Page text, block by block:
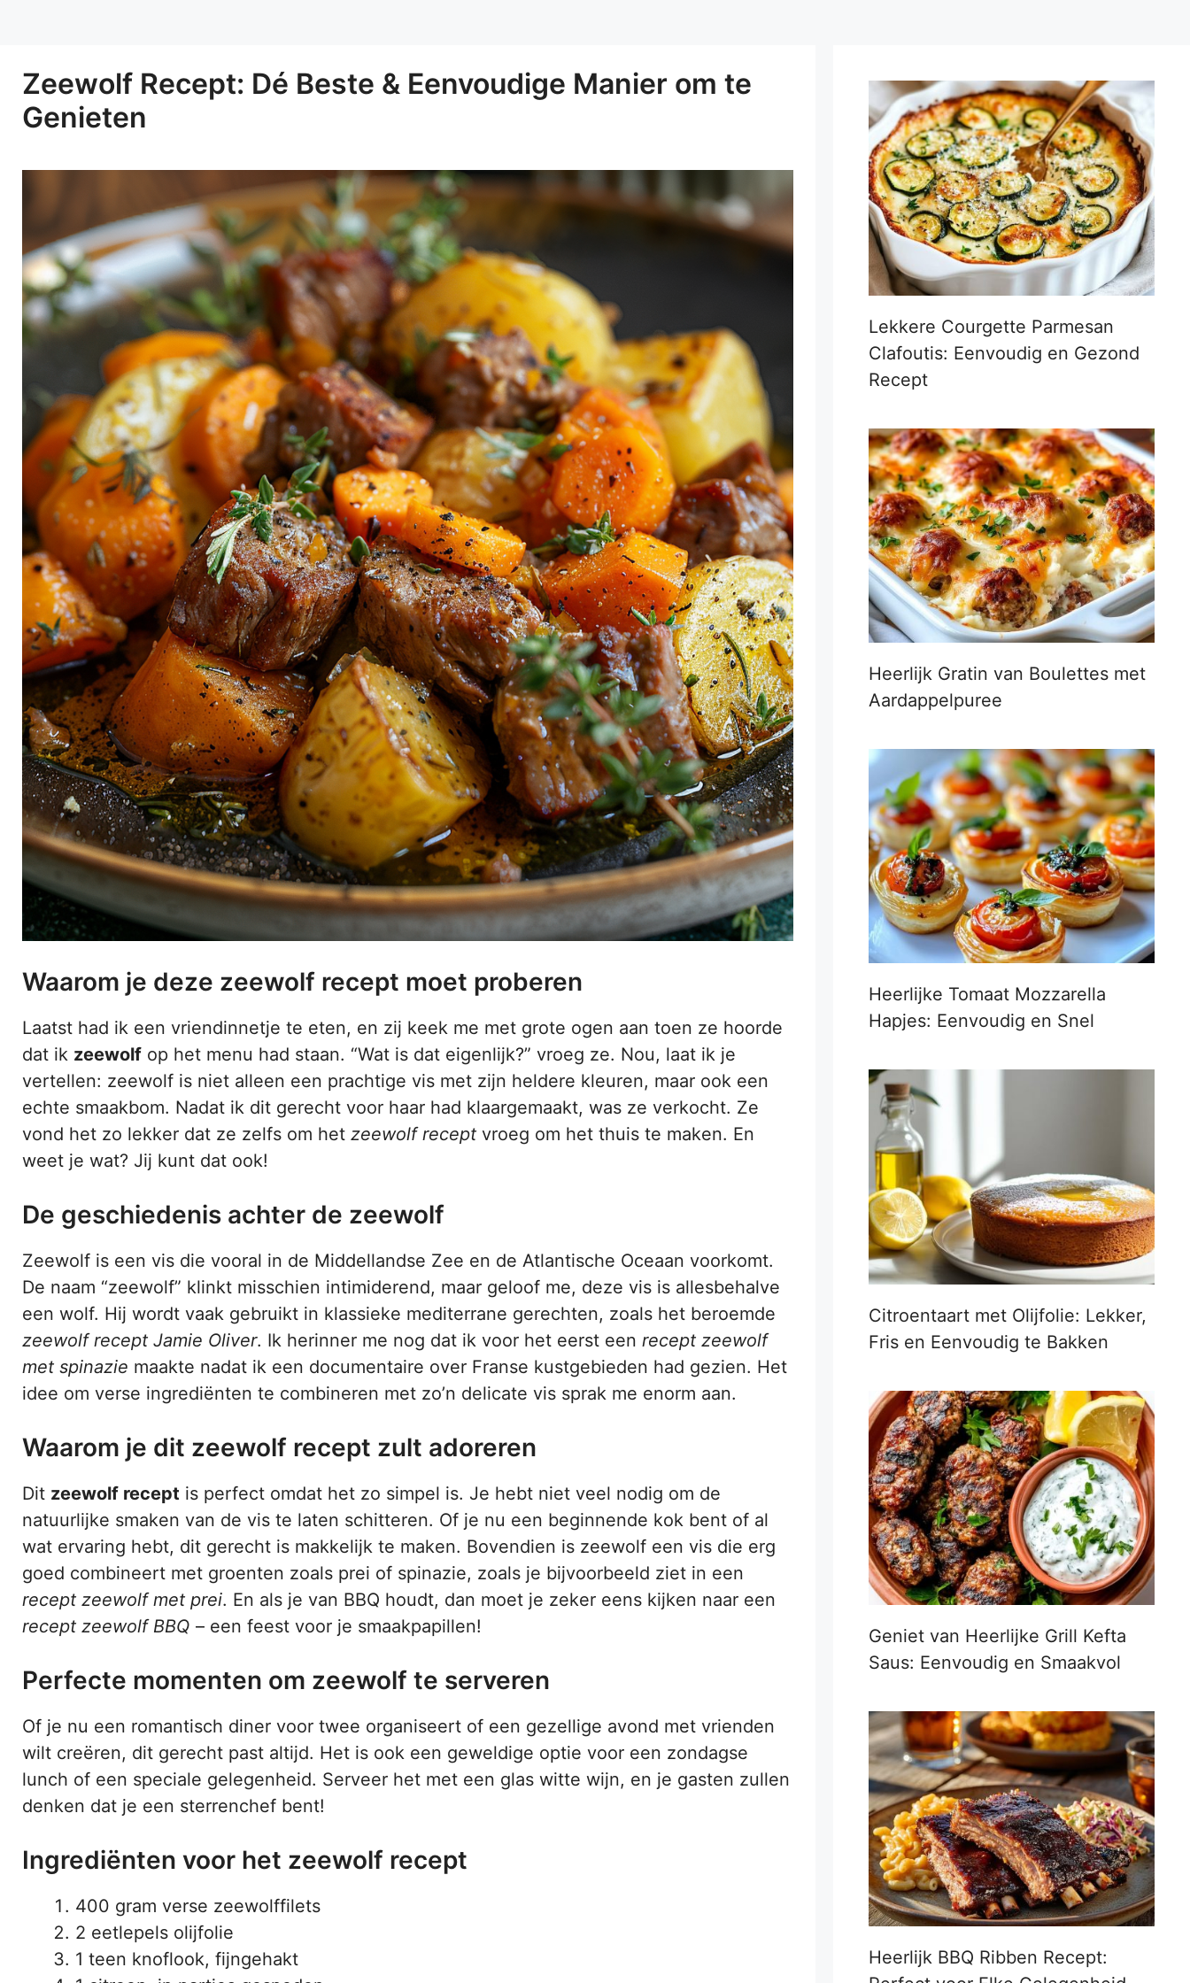
Zeewolf Recept: Dé Beste & Eenvoudige Manier om te
Genieten
Waarom je deze zeewolf recept moet proberen
Laatst had ik een vriendinnetje te eten, en zij keek me met grote ogen aan toen ze hoorde
dat ik zeewolf op het menu had staan. “Wat is dat eigenlijk?” vroeg ze. Nou, laat ik je
vertellen: zeewolf is niet alleen een prachtige vis met zijn heldere kleuren, maar ook een
echte smaakbom. Nadat ik dit gerecht voor haar had klaargemaakt, was ze verkocht. Ze
vond het zo lekker dat ze zelfs om het zeewolf recept vroeg om het thuis te maken. En
weet je wat? Jij kunt dat ook!
De geschiedenis achter de zeewolf
Zeewolf is een vis die vooral in de Middellandse Zee en de Atlantische Oceaan voorkomt.
De naam “zeewolf” klinkt misschien intimiderend, maar geloof me, deze vis is allesbehalve
een wolf. Hij wordt vaak gebruikt in klassieke mediterrane gerechten, zoals het beroemde
zeewolf recept Jamie Oliver. Ik herinner me nog dat ik voor het eerst een recept zeewolf
met spinazie maakte nadat ik een documentaire over Franse kustgebieden had gezien. Het
idee om verse ingrediënten te combineren met zo’n delicate vis sprak me enorm aan.
Waarom je dit zeewolf recept zult adoreren
Dit zeewolf recept is perfect omdat het zo simpel is. Je hebt niet veel nodig om de
natuurlijke smaken van de vis te laten schitteren. Of je nu een beginnende kok bent of al
wat ervaring hebt, dit gerecht is makkelijk te maken. Bovendien is zeewolf een vis die erg
goed combineert met groenten zoals prei of spinazie, zoals je bijvoorbeeld ziet in een
recept zeewolf met prei. En als je van BBQ houdt, dan moet je zeker eens kijken naar een
recept zeewolf BBQ – een feest voor je smaakpapillen!
Perfecte momenten om zeewolf te serveren
Of je nu een romantisch diner voor twee organiseert of een gezellige avond met vrienden
wilt creëren, dit gerecht past altijd. Het is ook een geweldige optie voor een zondagse
lunch of een speciale gelegenheid. Serveer het met een glas witte wijn, en je gasten zullen
denken dat je een sterrenchef bent!
Ingrediënten voor het zeewolf recept
400 gram verse zeewolffilets
2 eetlepels olijfolie
1 teen knoflook, fijngehakt
Lekkere Courgette Parmesan
Clafoutis: Eenvoudig en Gezond
Recept
Heerlijk Gratin van Boulettes met
Aardappelpuree
Heerlijke Tomaat Mozzarella
Hapjes: Eenvoudig en Snel
Citroentaart met Olijfolie: Lekker,
Fris en Eenvoudig te Bakken
Geniet van Heerlijke Grill Kefta
Saus: Eenvoudig en Smaakvol
Heerlijk BBQ Ribben Recept: